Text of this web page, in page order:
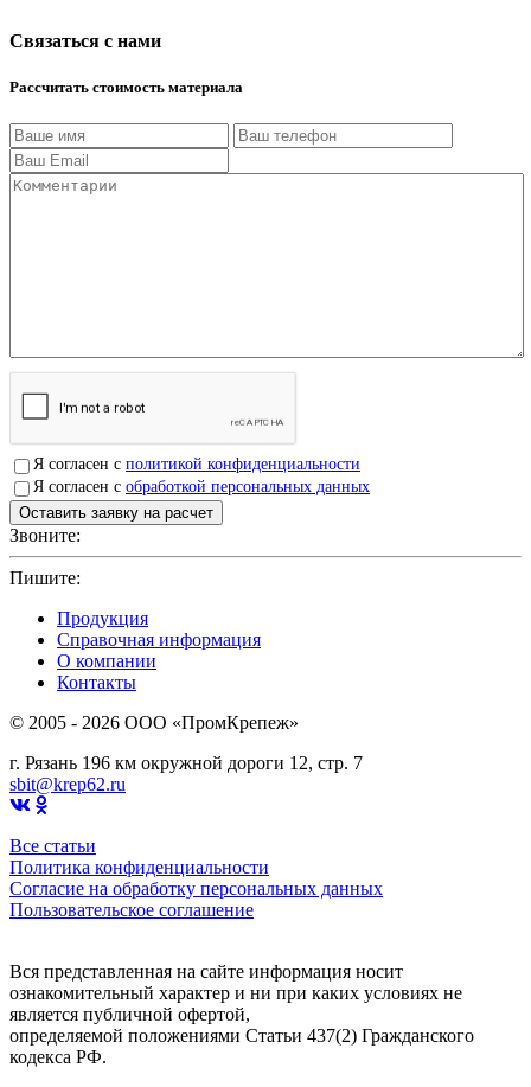
Связаться с нами
Рассчитать стоимость материала
Я согласен с политикой конфиденциальности
Я согласен с обработкой персональных данных
Звоните:
Пишите:
Продукция
Справочная информация
О компании
Контакты
© 2005 - 2026 OOO «ПромКрепеж»
г. Рязань 196 км окружной дороги 12, стр. 7
sbit@krep62.ru
Все статьи
Политика конфиденциальности
Согласие на обработку персональных данных
Пользовательское соглашение
Вся представленная на сайте информация носит
ознакомительный характер и ни при каких условиях не
является публичной офертой,
определяемой положениями Статьи 437(2) Гражданского
кодекса РФ.